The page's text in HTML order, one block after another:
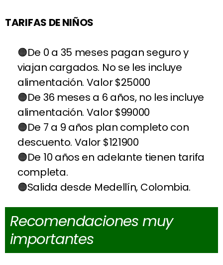
TARIFAS DE NIÑOS
De 0 a 35 meses pagan seguro y
viajan cargados. No se les incluye
alimentación. Valor $25000
De 36 meses a 6 años, no les incluye
alimentación. Valor $99000
De 7 a 9 años plan completo con
descuento. Valor $121900
De 10 años en adelante tienen tarifa
completa.
Salida desde Medellín, Colombia.
Recomendaciones muy
importantes